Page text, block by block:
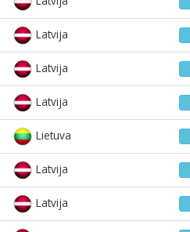
Latvija
Latvija
Latvija
Lietuva
Latvija
Latvija